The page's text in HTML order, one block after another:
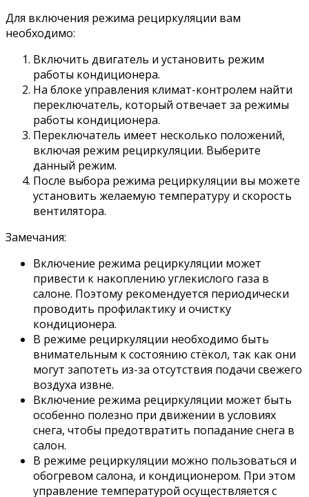
Для включения режима рециркуляции вам
необходимо:
Включить двигатель и установить режим
работы кондиционера.
На блоке управления климат-контролем найти
переключатель, который отвечает за режимы
работы кондиционера.
Переключатель имеет несколько положений,
включая режим рециркуляции. Выберите
данный режим.
После выбора режима рециркуляции вы можете
установить желаемую температуру и скорость
вентилятора.
Замечания:
Включение режима рециркуляции может
привести к накоплению углекислого газа в
салоне. Поэтому рекомендуется периодически
проводить профилактику и очистку
кондиционера.
В режиме рециркуляции необходимо быть
внимательным к состоянию стёкол, так как они
могут запотеть из-за отсутствия подачи свежего
воздуха извне.
Включение режима рециркуляции может быть
особенно полезно при движении в условиях
снега, чтобы предотвратить попадание снега в
салон.
В режиме рециркуляции можно пользоваться и
обогревом салона, и кондиционером. При этом
управление температурой осуществляется с